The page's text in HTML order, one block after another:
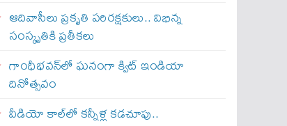
ఆదివాసీలు ప్రకృతి పరిరక్షకులు.. విభిన్న
సంస్కృతికి ప్రతీకలు
గాంధీభవన్‌లో ఘనంగా క్విట్‌ ఇండియా
దినోత్సవం
వీడియో కాల్‌లో కన్నీళ్ల కడచూపు..